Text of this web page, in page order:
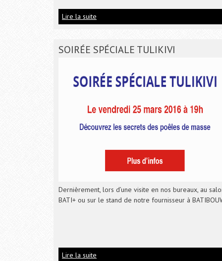
Lire la suite
SOIRÉE SPÉCIALE TULIKIVI
Dernièrement, lors d’une visite en nos bureaux, au
BATI+ ou sur le stand de notre fournisseur à
Lire la suite